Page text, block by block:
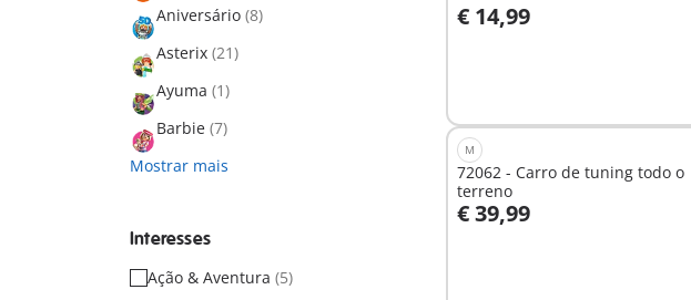
Aniversário (8)
Asterix (21)
Ayuma (1)
Barbie (7)
Mostrar mais
Interesses
Ação & Aventura (5)
€ 14,99
Ao carrinho
M
72062 - Carro de tuning todo o
terreno
€ 39,99
Ao carrinho